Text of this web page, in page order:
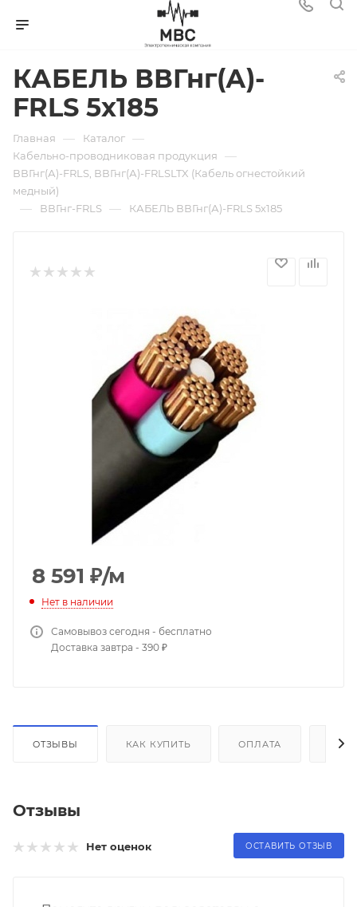
КАБЕЛЬ ВВГнг(А)-
FRLS 5х185
Главная — Каталог —
Кабельно-проводниковая продукция —
ВВГнг(А)-FRLS, ВВГнг(А)-FRLSLTX (Кабель огнестойкий
медный)
— ВВГнг-FRLS — КАБЕЛЬ ВВГнг(А)-FRLS 5х185
8 591 ₽/м
Нет в наличии
Самовывоз сегодня - бесплатно
Доставка завтра - 390 ₽
ОТЗЫВЫ КАК КУПИТЬ ОПЛАТА
Отзывы
Нет оценок ОСТАВИТЬ ОТЗЫВ